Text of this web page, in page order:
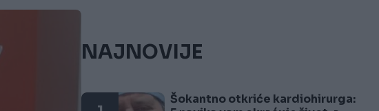
NAJNOVIJE
Šokantno otkriće kardiohirurga: